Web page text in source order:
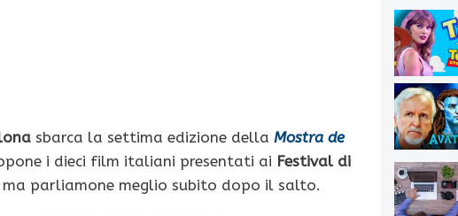
sbarca la settima edizione della Mostra de
i dieci film italiani presentati ai Festival di
ma parliamone meglio subito dopo il salto.